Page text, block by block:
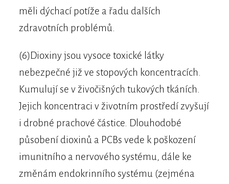
měli dýchací potíže a řadu dalších
zdravotních problémů.
(6)Dioxiny jsou vysoce toxické látky
nebezpečné již ve stopových koncentracích.
Kumulují se v živočišných tukových tkáních.
Jejich koncentraci v životním prostředí zvyšují
i drobné prachové částice. Dlouhodobé
působení dioxinů a PCBs vede k poškození
imunitního a nervového systému, dále ke
změnám endokrinního systému (zejména